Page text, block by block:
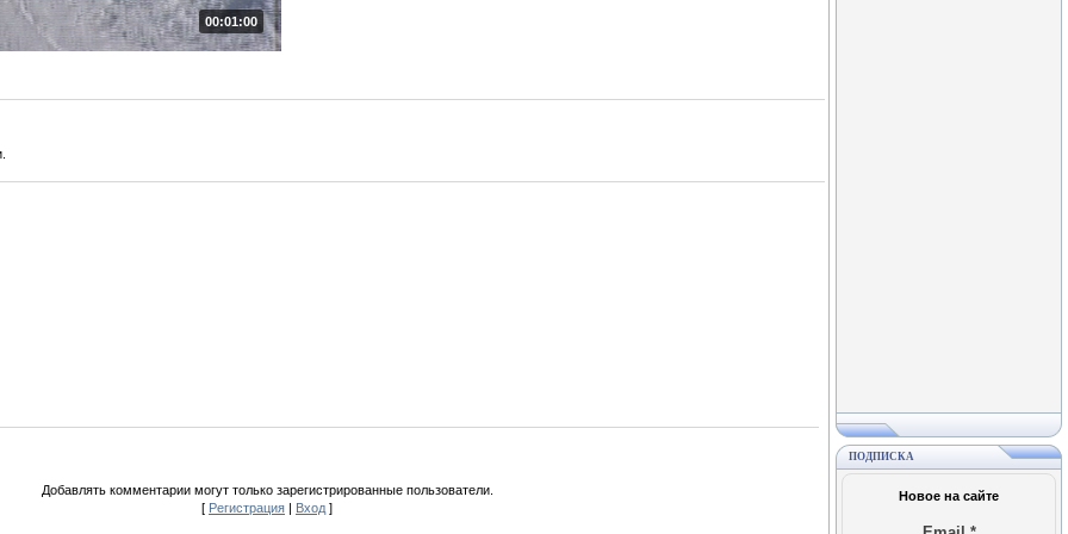
00:01:00
Добавлять комментарии могут только зарегистрированные пользователи.
[ Регистрация | Вход ]
ПОДПИСКА
Новое на сайте